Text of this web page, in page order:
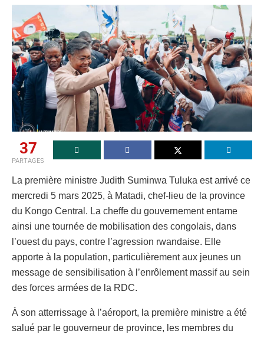
37
PARTAGES
La première ministre Judith Suminwa Tuluka est arrivé ce
mercredi 5 mars 2025, à Matadi, chef-lieu de la province
du Kongo Central. La cheffe du gouvernement entame
ainsi une tournée de mobilisation des congolais, dans
l’ouest du pays, contre l’agression rwandaise. Elle
apporte à la population, particulièrement aux jeunes un
message de sensibilisation à l’enrôlement massif au sein
des forces armées de la RDC.
À son atterrissage à l’aéroport, la première ministre a été
salué par le gouverneur de province, les membres du